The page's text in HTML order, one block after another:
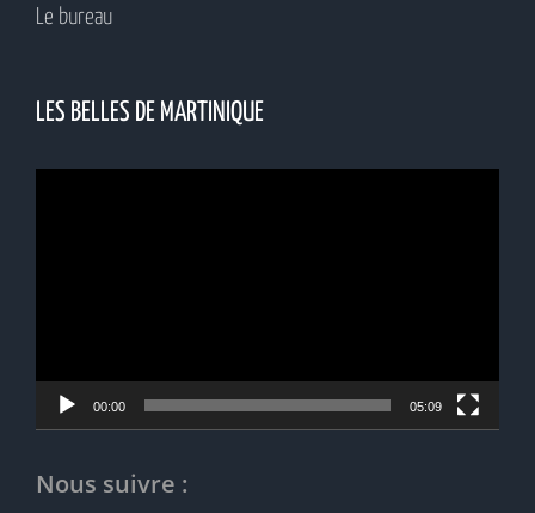
Le bureau
LES BELLES DE MARTINIQUE
00:00 05:09
Nous suivre :